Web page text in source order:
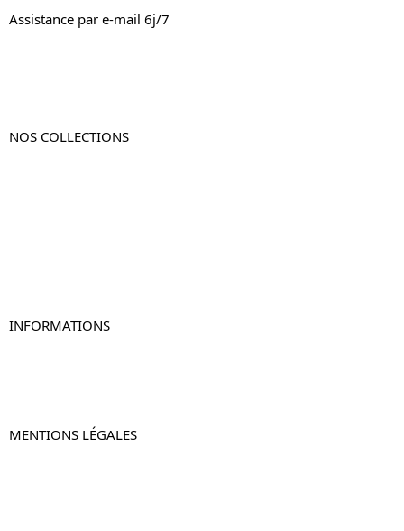
Assistance par e-mail 6j/7
NOS COLLECTIONS
INFORMATIONS
MENTIONS LÉGALES